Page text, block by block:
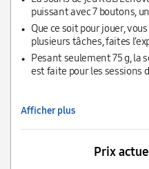
puissant avec 7 boutons,
commutateur PPP à la
Que ce soit pour jouer,
plusieurs tâches, faites
mesure, pensée pour
Pesant seulement 75 g, la
est faite pour les sessions
Afficher plus
Prix